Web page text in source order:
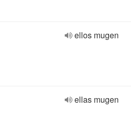
ellos mugen
ellas mugen